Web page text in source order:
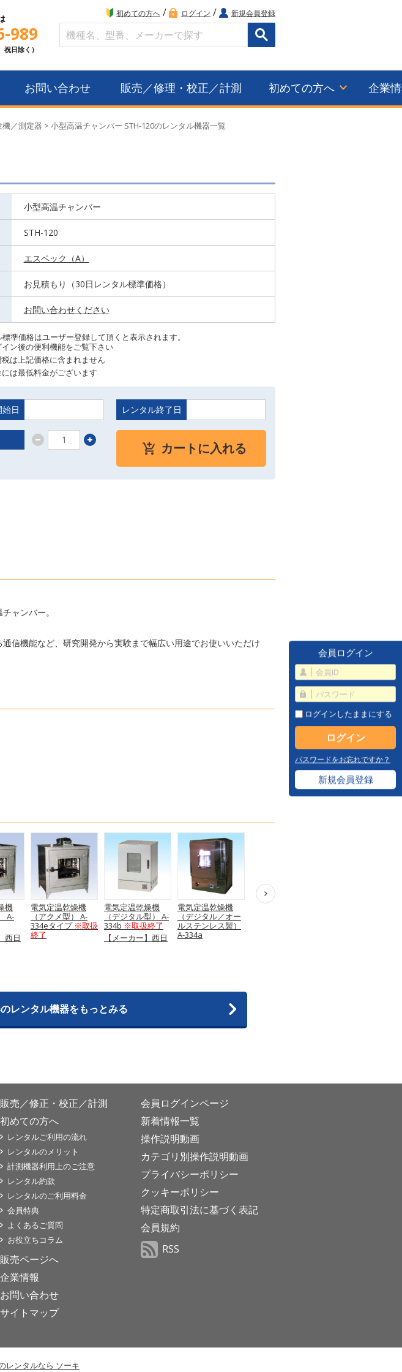
989
祝日除く）
初めての方へ / ログイン / 新規会員登録
お問い合わせ 販売／修理・校正／計測 初めての方へ 企業
／測定器 > 小型高温チャンバー STH-120のレンタル機器一覧
小型高温チャンバー
STH-120
エスペック（A）
お見積もり（30日レンタル標準価格）
お問い合わせください
準価格はユーザー登録して頂くと表示されます。
ン後の便利機能をご覧下さい
は上記価格に含まれません
は最低料金がございます
日 レンタル終了日
カートに入れる
ャンバー。
信機能など、研究開発から実験まで幅広い用途でお使いいただけ
機
A-
西日
電気定温乾燥機
（アクメ型） A-
334eタイプ※取扱
終了
電気定温乾燥機
（デジタル型） A-
334b ※取扱終了
【メーカー】西日
電気定温乾燥機
（デジタル／オー
ルステンレス製）
A-334a
電気定温乾燥機
レンタル機器をもっとみる
会員ログイン
ログインしたままにする
パスワードをお忘れですか？
新規会員登録
販売／修正・校正／計測
初めての方へ
レンタルご利用の流れ
レンタルのメリット
計測機器利用上のご注意
レンタル約款
レンタルのご利用料金
会員特典
よくあるご質問
お役立ちコラム
販売ページへ
企業情報
お問い合わせ
サイトマップ
会員ログインページ
新着情報一覧
操作説明動画
カテゴリ別操作説明動画
プライバシーポリシー
クッキーポリシー
特定商取引法に基づく表記
会員規約
RSS
レンタルなら ソーキ